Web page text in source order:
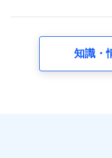
8.取引先個人情報
取引先としての選定業
知識・